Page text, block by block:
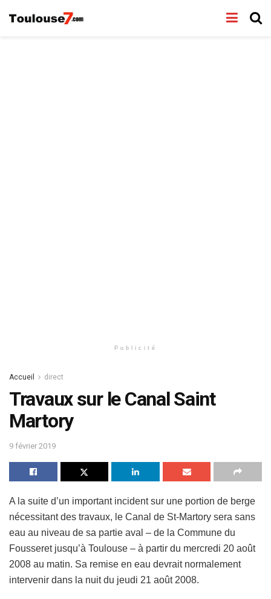
Publicité
Accueil direct
Travaux sur le Canal Saint
Martory
9 février 2019
A la suite d’un important incident sur une portion de berge
nécessitant des travaux, le Canal de St-Martory sera sans
eau au niveau de sa partie aval – de la Commune du
Fousseret jusqu’à Toulouse – à partir du mercredi 20 août
2008 au matin. Sa remise en eau devrait normalement
intervenir dans la nuit du jeudi 21 août 2008.